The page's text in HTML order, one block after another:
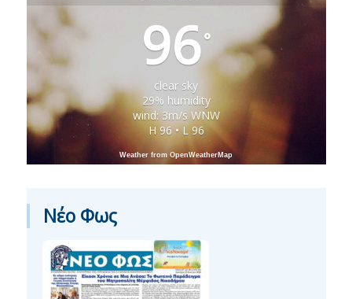
96°
clear sky
29% humidity
wind: 3m/s WNW
H 96 • L 96
Weather from OpenWeatherMap
Νέο Φως